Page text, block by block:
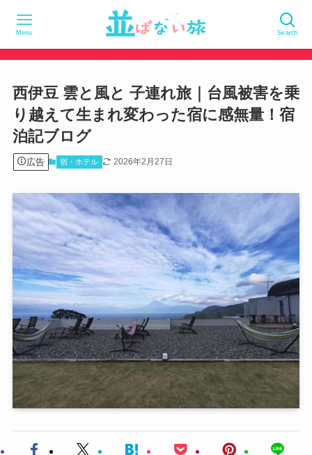
Search
Menu
西伊豆 雲と風と 子連れ旅｜台風被害を乗
り越えて生まれ変わった宿に感無量！宿
泊記ブログ
広告 宿・ホテル 2026年2月27日